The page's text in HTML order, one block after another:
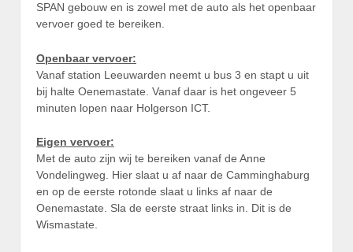
SPAN gebouw en is zowel met de auto als het openbaar
vervoer goed te bereiken.
Openbaar vervoer:
Vanaf station Leeuwarden neemt u bus 3 en stapt u uit
bij halte Oenemastate. Vanaf daar is het ongeveer 5
minuten lopen naar Holgerson ICT.
Eigen vervoer:
Met de auto zijn wij te bereiken vanaf de Anne
Vondelingweg. Hier slaat u af naar de Camminghaburg
en op de eerste rotonde slaat u links af naar de
Oenemastate. Sla de eerste straat links in. Dit is de
Wismastate.